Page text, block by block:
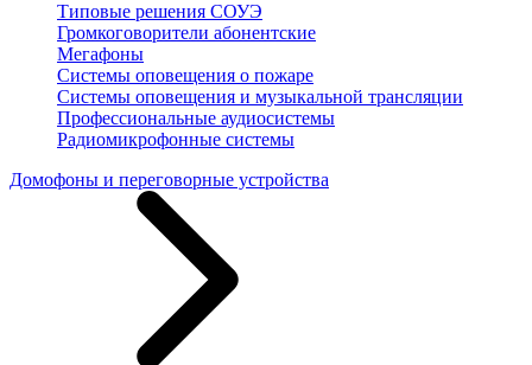
Типовые решения СОУЭ
Громкоговорители абонентские
Мегафоны
Системы оповещения о пожаре
Системы оповещения и музыкальной трансляции
Профессиональные аудиосистемы
Радиомикрофонные системы
Домофоны и переговорные устройства